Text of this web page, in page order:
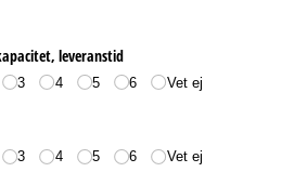
leveranstid
3 4 5 6 Vet ej
3 4 5 6 Vet ej